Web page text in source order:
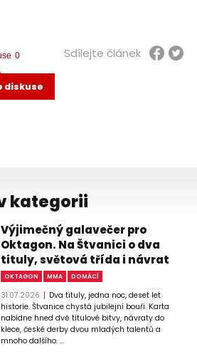
0
diskuse
Sdílejte článek
kategorii
Výjimečný galavečer pro
Oktagon. Na Štvanici o dva
tituly, světová třída i návrat
OKTAGON MMA DOMÁCÍ
31.07.2026
Dva tituly, jedna noc, deset let
historie. Štvanice chystá jubilejní bouři. Karta
nabídne hned dvě titulové bitvy, návraty do
klece, české derby dvou mladých talentů a
mnoho dalšího. ...